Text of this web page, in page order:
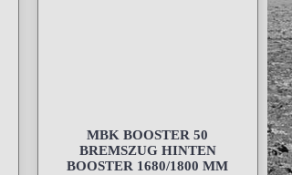
MBK BOOSTER 50
BREMSZUG HINTEN
BOOSTER 1680/1800 MM